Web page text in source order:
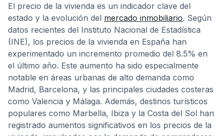
El precio de la vivienda es un indicador clave del
estado y la evolución del mercado inmobiliario. Según
datos recientes del Instituto Nacional de Estadística
(INE), los precios de la vivienda en España han
experimentado un incremento promedio del 8.5% en
el último año. Este aumento ha sido especialmente
notable en áreas urbanas de alto demanda como
Madrid, Barcelona, y las principales ciudades costeras
como Valencia y Málaga. Además, destinos turísticos
populares como Marbella, Ibiza y la Costa del Sol han
registrado aumentos significativos en los precios de la